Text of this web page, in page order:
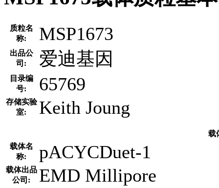
质粒名
称:
MSP1673
出品公
司:
爱迪基因
目录编
号:
65769
存储实验
室:
Keith Joung
载
载体名
称:
pACYCDuet-1
载体出品
公司:
EMD Millipore